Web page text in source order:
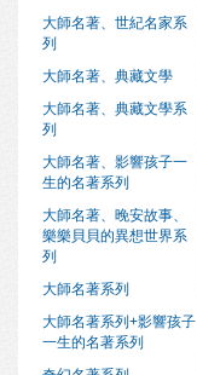
大師名著、世紀名家系
列
大師名著、典藏文學
大師名著、典藏文學系
列
大師名著、影響孩子一
生的名著系列
大師名著、晚安故事、
樂樂貝貝的異想世界系
列
大師名著系列
大師名著系列+影響孩子
一生的名著系列